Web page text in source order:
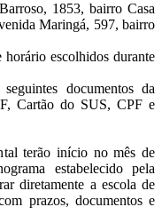
1853, bairro Casa
Maringá, 597, bairro
escolhidos durante
documentos da
Cartão do SUS, CPF e
terão início no mês de
estabelecido pela
diretamente a escola de
prazos, documentos e